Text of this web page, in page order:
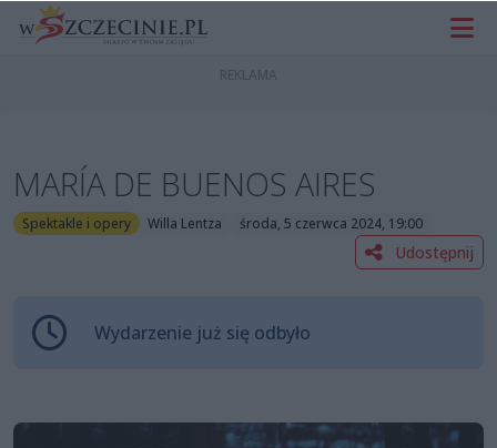
MARÍA DE BUENOS AIRES
Spektakle i opery Willa Lentza środa, 5 czerwca 2024, 19:00
Udostępnij
Wydarzenie już się odbyło